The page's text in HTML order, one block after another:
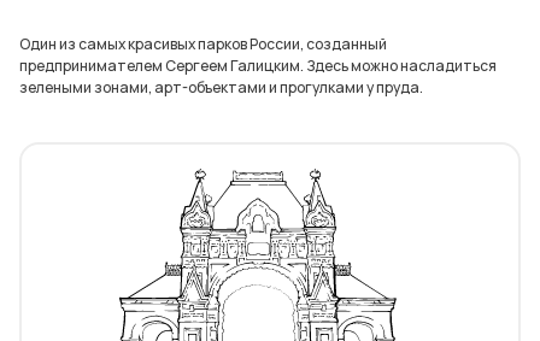
Один из самых красивых парков России, созданный
предпринимателем Сергеем Галицким. Здесь можно насладиться
зелеными зонами, арт-объектами и прогулками у пруда.